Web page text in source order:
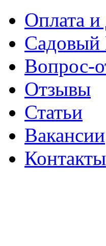
Оплата и
Садовый
Вопрос-
Отзывы
Статьи
Вакансии
Контакты